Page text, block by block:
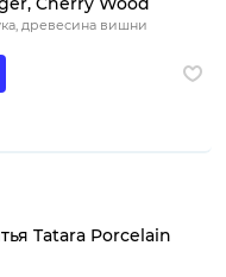
древесина вишни
Tatara Porcelain